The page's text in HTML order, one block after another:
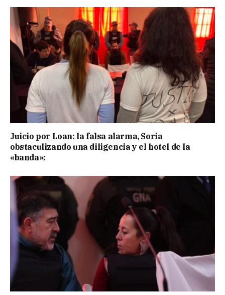
Juicio por Loan: la falsa alarma, Soria
obstaculizando una diligencia y el hotel de la
«banda»: